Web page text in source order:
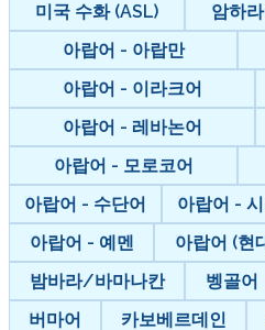
미국 수화 (ASL)
암하
아랍어 - 아랍만
아랍어 - 이라크어
아랍어 - 레바논어
아랍어 - 모로코어
아랍어 - 수단어
아랍어 -
아랍어 - 예멘
아랍어 (현
밤바라/바마나칸
벵골어
버마어
카보베르데인